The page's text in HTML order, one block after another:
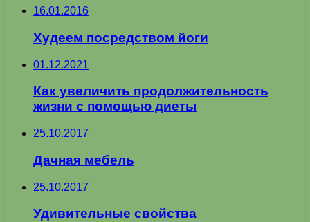
16.01.2016
Худеем посредством йоги
01.12.2021
Как увеличить продолжительность
жизни с помощью диеты
25.10.2017
Дачная мебель
25.10.2017
Удивительные свойства